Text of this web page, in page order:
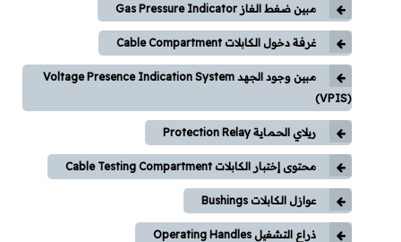
مبين ضغط الغاز Gas Pressure Indicator
غرفة دخول الكابلات Cable Compartment
مبين وجود الجهد Voltage Presence Indication System
(VPIS)
ريلاي الحماية Protection Relay
محتوى إختبار الكابلات Cable Testing Compartment
عوازل الكابلات Bushings
ذراع التشغيل Operating Handles